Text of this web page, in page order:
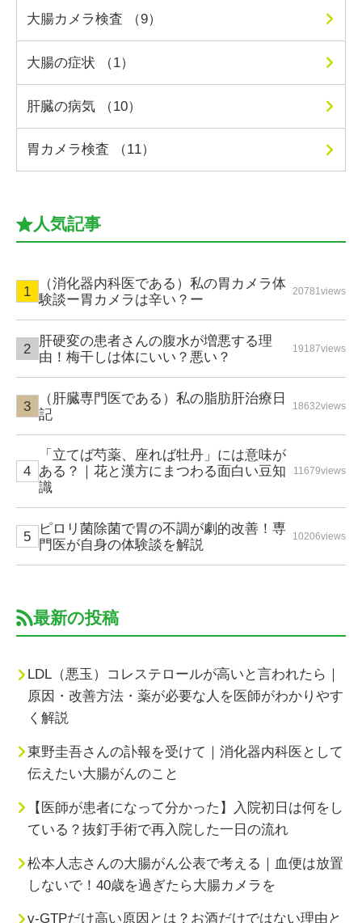
大腸カメラ検査 （9）
大腸の症状 （1）
肝臓の病気 （10）
胃カメラ検査 （11）
人気記事
（消化器内科医である）私の胃カメラ体
験談ー胃カメラは辛い？ー
20781views
肝硬変の患者さんの腹水が増悪する理
由！梅干しは体にいい？悪い？
19187views
（肝臓専門医である）私の脂肪肝治療日
記
18632views
「立てば芍薬、座れば牡丹」には意味が
ある？｜花と漢方にまつわる面白い豆知
識
11679views
ピロリ菌除菌で胃の不調が劇的改善！専
門医が自身の体験談を解説
10206views
最新の投稿
LDL（悪玉）コレステロールが高いと言われたら｜
原因・改善方法・薬が必要な人を医師がわかりやす
く解説
東野圭吾さんの訃報を受けて｜消化器内科医として
伝えたい大腸がんのこと
【医師が患者になって分かった】入院初日は何をし
ている？抜釘手術で再入院した一日の流れ
松本人志さんの大腸がん公表で考える｜血便は放置
しないで！40歳を過ぎたら大腸カメラを
γ-GTPだけ高い原因とは？お酒だけではない理由と